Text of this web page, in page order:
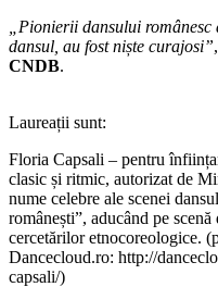
„Pionierii dansului
dansul, au fost niște curajosi”
CNDB.
Laureații sunt:
Floria Capsali – pentru
clasic și ritmic, autorizat de
nume celebre ale scenei
românești”, aducând pe
cercetărilor etnocoreologice.
Dancecloud.ro: http://
capsali/)